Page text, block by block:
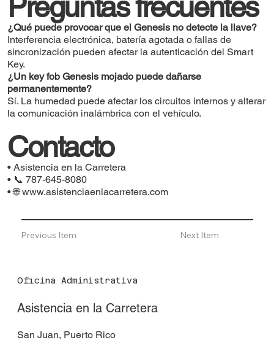
¿Qué puede provocar que el Genesis no detecte la llave?
Interferencia electrónica, batería agotada o fallas de
sincronización pueden afectar la autenticación del Smart
Key.
¿Un key fob Genesis mojado puede dañarse
permanentemente?
Sí. La humedad puede afectar los circuitos internos y alterar
la comunicación inalámbrica con el vehículo.
Contacto
• Asistencia en la Carretera
• 📞 787-645-8080
• 🌐www.asistenciaenlacarretera.com
Previous Item Next Item
Oficina Administrativa
Asistencia en la Carretera
San Juan, Puerto Rico